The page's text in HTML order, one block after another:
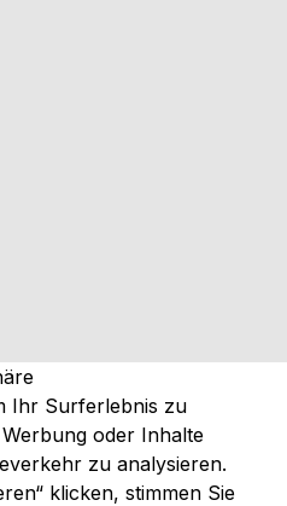
Ihr Surferlebnis zu
oder Inhalte
zu analysieren.
klicken, stimmen Sie